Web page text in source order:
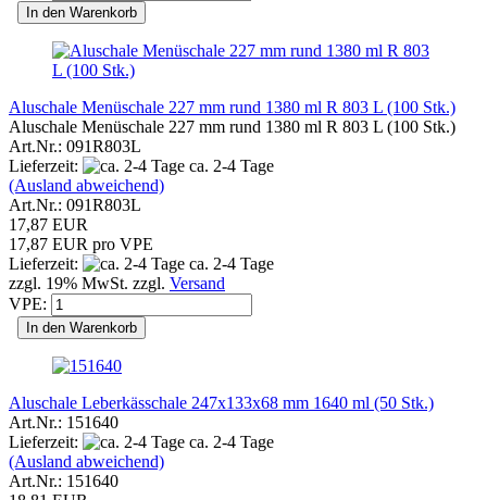
In den Warenkorb
Aluschale Menüschale 227 mm rund 1380 ml R 803 L (100 Stk.)
Aluschale Menüschale 227 mm rund 1380 ml R 803 L (100 Stk.)
Art.Nr.: 091R803L
Lieferzeit:
ca. 2-4 Tage
(Ausland abweichend)
Art.Nr.: 091R803L
17,87 EUR
17,87 EUR pro VPE
Lieferzeit:
ca. 2-4 Tage
zzgl. 19% MwSt. zzgl. Versand
VPE:
In den Warenkorb
Aluschale Leberkässchale 247x133x68 mm 1640 ml (50 Stk.)
Art.Nr.: 151640
Lieferzeit:
ca. 2-4 Tage
(Ausland abweichend)
Art.Nr.: 151640